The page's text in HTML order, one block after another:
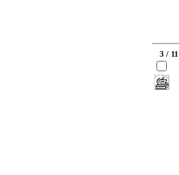
3 / 11